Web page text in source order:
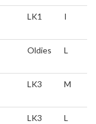
LK1 I
Oldies L
LK3 M
LK3 L